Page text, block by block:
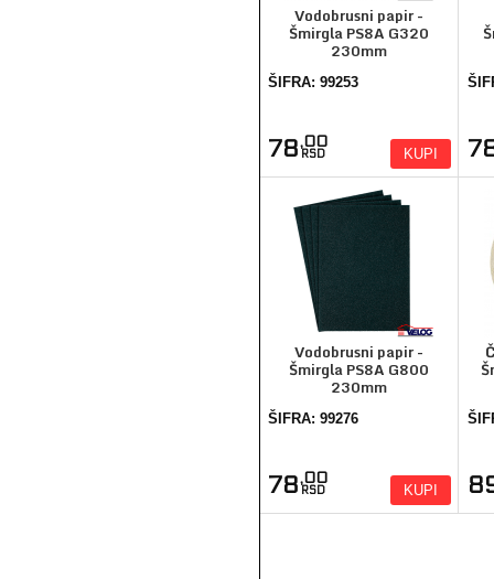
Vodobrusni papir -
Šmirgla PS8A G320
230mm
ŠIFRA: 99253
78,00
RSD KUPI
Vodobrusni papir -
Šmirgla PS8A G800
230mm
ŠIFRA: 99276
78,00
RSD KUPI